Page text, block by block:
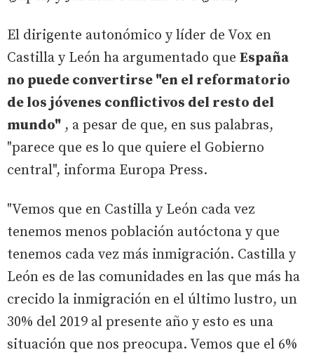
El dirigente autonómico y líder de Vox en
Castilla y León ha argumentado que España
no puede convertirse "en el reformatorio
de los jóvenes conflictivos del resto del
mundo" , a pesar de que, en sus palabras,
"parece que es lo que quiere el Gobierno
central", informa Europa Press.
"Vemos que en Castilla y León cada vez
tenemos menos población autóctona y que
tenemos cada vez más inmigración. Castilla y
León es de las comunidades en las que más ha
crecido la inmigración en el último lustro, un
30% del 2019 al presente año y esto es una
situación que nos preocupa. Vemos que el 6%